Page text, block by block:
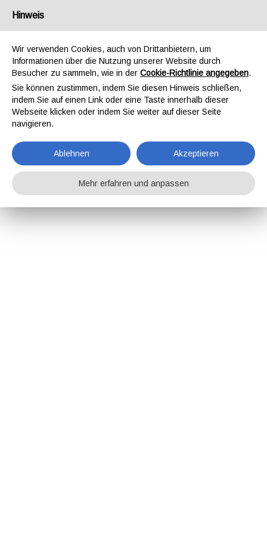
Hinweis
Wir verwenden Cookies, auch von Drittanbietern, um
Informationen über die Nutzung unserer Website durch
Besucher zu sammeln, wie in der Cookie-Richtlinie angegeben.
Sie können zustimmen, indem Sie diesen Hinweis schließen,
indem Sie auf einen Link oder eine Taste innerhalb dieser
Webseite klicken oder indem Sie weiter auf dieser Seite
navigieren.
Ablehnen Akzeptieren
Mehr erfahren und anpassen